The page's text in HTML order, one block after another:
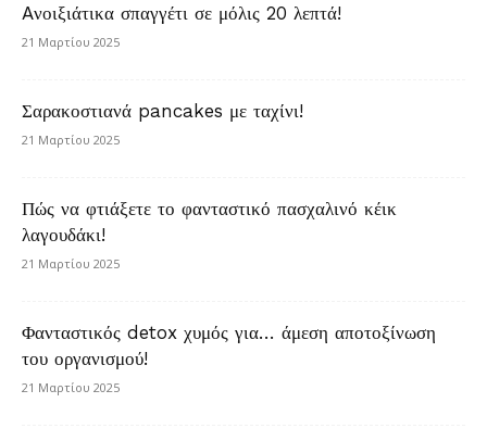
Aνοιξιάτικα σπαγγέτι σε μόλις 20 λεπτά!
21 Μαρτίου 2025
Σαρακοστιανά pancakes με ταχίνι!
21 Μαρτίου 2025
Πώς να φτιάξετε το φανταστικό πασχαλινό κέικ
λαγουδάκι!
21 Μαρτίου 2025
Φανταστικός detox χυμός για… άμεση αποτοξίνωση
του οργανισμού!
21 Μαρτίου 2025